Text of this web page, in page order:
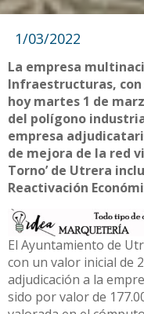
1/03/2022
La empresa
Infraestructuras, con
hoy martes 1 de
del polígono
empresa
de mejora de la red
Torno’ de Utrera
Reactivación
El Ayuntamiento de
con un valor inicial de
adjudicación a la
sido por valor de